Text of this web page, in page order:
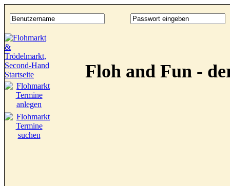
Floh and Fun -